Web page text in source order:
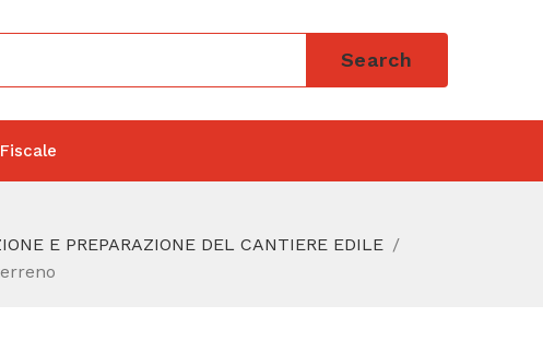
Search
E PREPARAZIONE DEL CANTIERE EDILE